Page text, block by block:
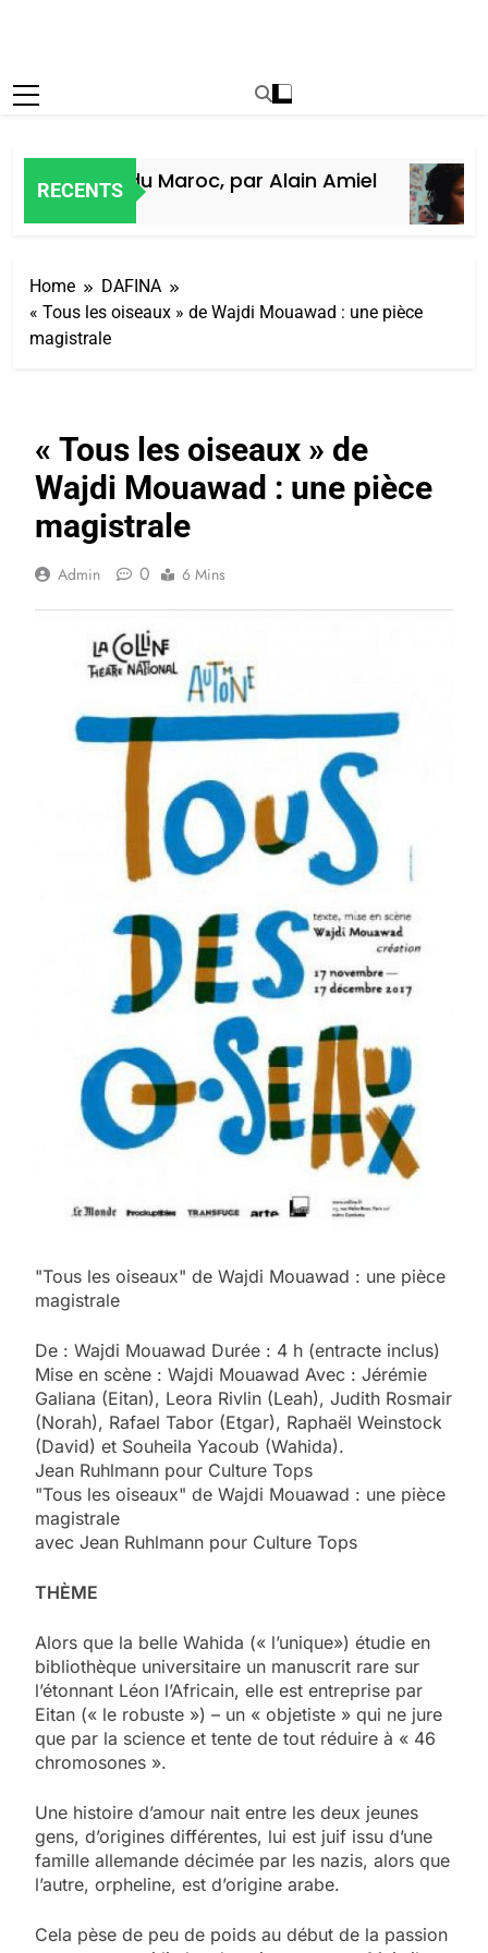
RECENTS
des Juifs du Maroc, par Alain Amiel
Home
DAFINA
« Tous les oiseaux » de Wajdi Mouawad : une pièce
magistrale
« Tous les oiseaux » de
Wajdi Mouawad : une pièce
magistrale
Admin 0 6 Mins
"Tous les oiseaux" de Wajdi Mouawad : une pièce
magistrale
De : Wajdi Mouawad Durée : 4 h (entracte inclus)
Mise en scène : Wajdi Mouawad Avec : Jérémie
Galiana (Eitan), Leora Rivlin (Leah), Judith Rosmair
(Norah), Rafael Tabor (Etgar), Raphaël Weinstock
(David) et Souheila Yacoub (Wahida).
Jean Ruhlmann pour Culture Tops
"Tous les oiseaux" de Wajdi Mouawad : une pièce
magistrale
avec Jean Ruhlmann pour Culture Tops
THÈME
Alors que la belle Wahida (« l’unique») étudie en
bibliothèque universitaire un manuscrit rare sur
l’étonnant Léon l’Africain, elle est entreprise par
Eitan (« le robuste ») – un « objetiste » qui ne jure
que par la science et tente de tout réduire à « 46
chromosones ».
Une histoire d’amour nait entre les deux jeunes
gens, d’origines différentes, lui est juif issu d’une
famille allemande décimée par les nazis, alors que
l’autre, orpheline, est d’origine arabe.
Cela pèse de peu de poids au début de la passion